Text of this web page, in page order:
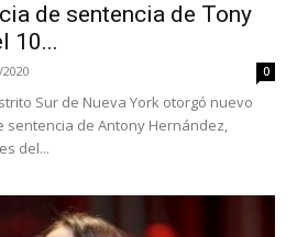
de sentencia de Tony
10...
0
Sur de Nueva York otorgó nuevo
sentencia de Antony Hernández,
del...